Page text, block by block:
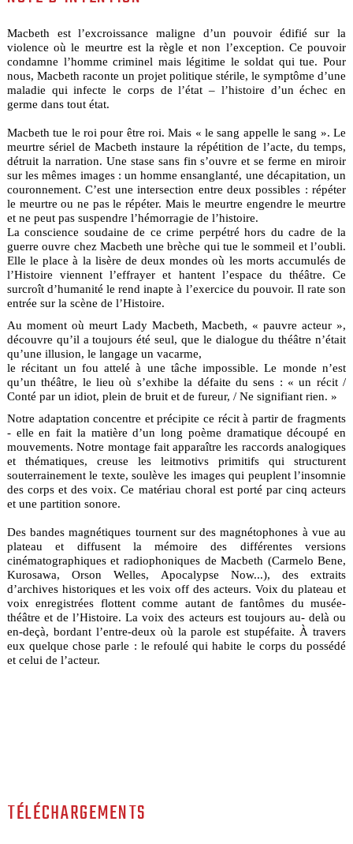
Macbeth est l’excroissance maligne d’un pouvoir édifié sur la
violence où le meurtre est la règle et non l’exception. Ce pouvoir
condamne l’homme criminel mais légitime le soldat qui tue. Pour
nous, Macbeth raconte un projet politique stérile, le symptôme d’une
maladie qui infecte le corps de l’état – l’histoire d’un échec en
germe dans tout état.
Macbeth tue le roi pour être roi. Mais « le sang appelle le sang ». Le
meurtre sériel de Macbeth instaure la répétition de l’acte, du temps,
détruit la narration. Une stase sans fin s’ouvre et se ferme en miroir
sur les mêmes images : un homme ensanglanté, une décapitation, un
couronnement. C’est une intersection entre deux possibles : répéter
le meurtre ou ne pas le répéter. Mais le meurtre engendre le meurtre
et ne peut pas suspendre l’hémorragie de l’histoire.
La conscience soudaine de ce crime perpétré hors du cadre de la
guerre ouvre chez Macbeth une brèche qui tue le sommeil et l’oubli.
Elle le place à la lisère de deux mondes où les morts accumulés de
l’Histoire viennent l’effrayer et hantent l’espace du théâtre. Ce
surcroît d’humanité le rend inapte à l’exercice du pouvoir. Il rate son
entrée sur la scène de l’Histoire.
Au moment où meurt Lady Macbeth, Macbeth, « pauvre acteur »,
découvre qu’il a toujours été seul, que le dialogue du théâtre n’était
qu’une illusion, le langage un vacarme,
le récitant un fou attelé à une tâche impossible. Le monde n’est
qu’un théâtre, le lieu où s’exhibe la défaite du sens : « un récit /
Conté par un idiot, plein de bruit et de fureur, / Ne signifiant rien. »
Notre adaptation concentre et précipite ce récit à partir de fragments
- elle en fait la matière d’un long poème dramatique découpé en
mouvements. Notre montage fait apparaître les raccords analogiques
et thématiques, creuse les leitmotivs primitifs qui structurent
souterrainement le texte, soulève les images qui peuplent l’insomnie
des corps et des voix. Ce matériau choral est porté par cinq acteurs
et une partition sonore.
Des bandes magnétiques tournent sur des magnétophones à vue au
plateau et diffusent la mémoire des différentes versions
cinématographiques et radiophoniques de Macbeth (Carmelo Bene,
Kurosawa, Orson Welles, Apocalypse Now...), des extraits
d’archives historiques et les voix off des acteurs. Voix du plateau et
voix enregistrées flottent comme autant de fantômes du musée-
théâtre et de l’Histoire. La voix des acteurs est toujours au- delà ou
en-deçà, bordant l’entre-deux où la parole est stupéfaite. À travers
eux quelque chose parle : le refoulé qui habite le corps du possédé
et celui de l’acteur.
TÉLÉCHARGEMENTS